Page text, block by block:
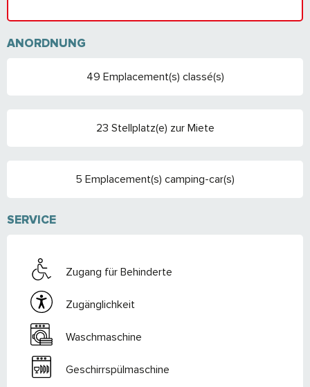
ANORDNUNG
49 Emplacement(s) classé(s)
23 Stellplatz(e) zur Miete
5 Emplacement(s) camping-car(s)
SERVICE
Zugang für Behinderte
Zugänglichkeit
Waschmaschine
Geschirrspülmaschine